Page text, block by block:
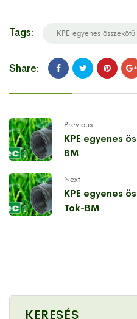
Tags: KPE egyenes
Share:
Previous
KPE egyenes
BM
Next
KPE egyenes
Tok-BM
KERESÉS